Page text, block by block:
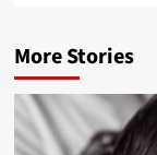
More Stories